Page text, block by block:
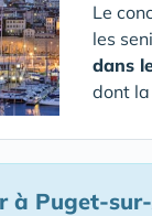
Le
les
dans
dont
à Puget-